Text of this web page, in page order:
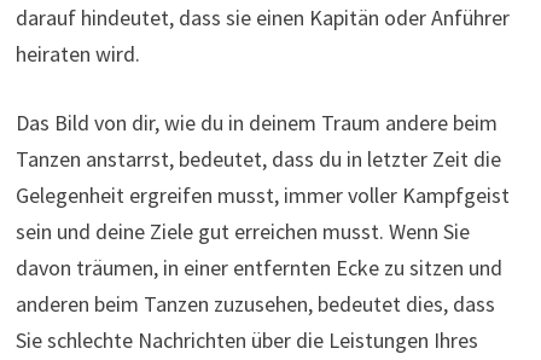
darauf hindeutet, dass sie einen Kapitän oder Anführer
heiraten wird.
Das Bild von dir, wie du in deinem Traum andere beim
Tanzen anstarrst, bedeutet, dass du in letzter Zeit die
Gelegenheit ergreifen musst, immer voller Kampfgeist
sein und deine Ziele gut erreichen musst. Wenn Sie
davon träumen, in einer entfernten Ecke zu sitzen und
anderen beim Tanzen zuzusehen, bedeutet dies, dass
Sie schlechte Nachrichten über die Leistungen Ihres